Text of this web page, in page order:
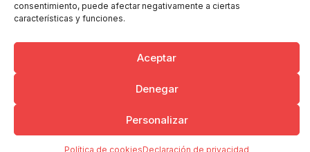
consentimiento, puede afectar negativamente a ciertas
características y funciones.
Aceptar
Denegar
Personalizar
Política de cookiesDeclaración de privacidad